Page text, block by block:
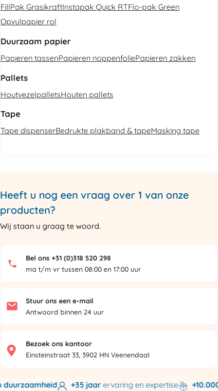
FillPak GrasikraftInstapak Quick RTFlo-pak Green
Opvulpapier rol
Duurzaam papier
Papieren tassenPapieren noppenfoliePapieren zakken
Pallets
HoutvezelpalletsHouten pallets
Tape
Tape dispenserBedrukte plakband & tapeMasking tape
Heeft u nog een vraag over 1 van onze
producten?
Wij staan u graag te woord.
Bel ons +31 (0)318 520 298
ma t/m vr tussen 08:00 en 17:00 uur
Stuur ons een e-mail
Antwoord binnen 24 uur
Bezoek ons kantoor
Einsteinstraat 33, 3902 HN Veenendaal
+35 jaarervaring en expertise +10.000